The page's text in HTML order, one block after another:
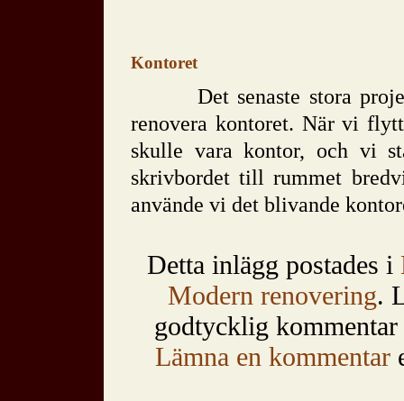
Kontoret
Det senaste stora
renovera kontoret. När vi
skulle vara kontor, och vi
skrivbordet till rummet
använde vi det blivande
Detta inlägg postades i
Modern renovering.
godtycklig
Lämna en kommentar